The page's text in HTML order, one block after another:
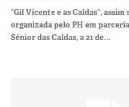
“Gil Vicente e as Caldas”, assim
organizada pelo PH em
Sénior das Caldas, a 21 de...